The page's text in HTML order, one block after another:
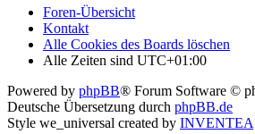
Foren-Übersicht
Kontakt
Alle Cookies des Boards löschen
Alle Zeiten sind UTC+01:00
Powered by phpBB® Forum Software ©
Deutsche Übersetzung durch phpBB.de
Style we_universal created by INVENTEA